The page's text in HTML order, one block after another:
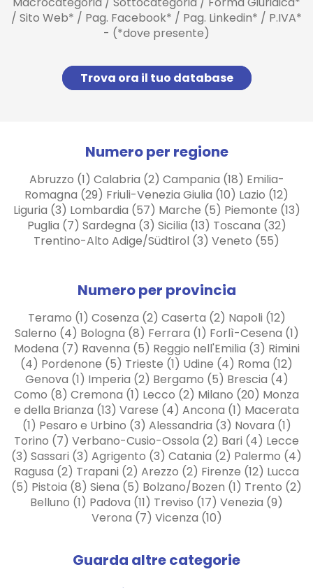
/ Sito Web* / Pag. Facebook* / Pag. Linkedin* / P.IVA*
- (*dove presente)
Trova ora il tuo database
Numero per regione
Abruzzo (1) Calabria (2) Campania (18) Emilia-
Romagna (29) Friuli-Venezia Giulia (10) Lazio (12)
Liguria (3) Lombardia (57) Marche (5) Piemonte (13)
Puglia (7) Sardegna (3) Sicilia (13) Toscana (32)
Trentino-Alto Adige/Südtirol (3) Veneto (55)
Numero per provincia
Teramo (1) Cosenza (2) Caserta (2) Napoli (12)
Salerno (4) Bologna (8) Ferrara (1) Forlì-Cesena (1)
Modena (7) Ravenna (5) Reggio nell'Emilia (3) Rimini
(4) Pordenone (5) Trieste (1) Udine (4) Roma (12)
Genova (1) Imperia (2) Bergamo (5) Brescia (4)
Como (8) Cremona (1) Lecco (2) Milano (20) Monza
e della Brianza (13) Varese (4) Ancona (1) Macerata
(1) Pesaro e Urbino (3) Alessandria (3) Novara (1)
Torino (7) Verbano-Cusio-Ossola (2) Bari (4) Lecce
(3) Sassari (3) Agrigento (3) Catania (2) Palermo (4)
Ragusa (2) Trapani (2) Arezzo (2) Firenze (12) Lucca
(5) Pistoia (8) Siena (5) Bolzano/Bozen (1) Trento (2)
Belluno (1) Padova (11) Treviso (17) Venezia (9)
Verona (7) Vicenza (10)
Guarda altre categorie